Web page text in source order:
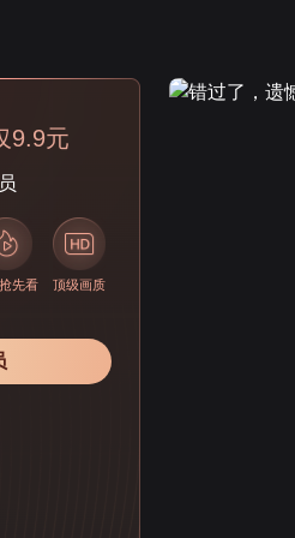
9.9元
先看 顶级画质
会员